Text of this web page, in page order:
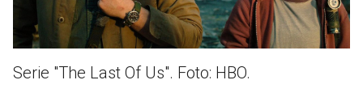
Serie "The Last Of Us". Foto: HBO.